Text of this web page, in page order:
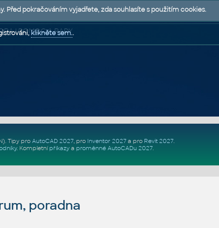
| POMOC A RADY
. Tipy pro AutoCAD 2027, pro Inventor 2027a pro Revit 2027.
. Kompletní příkazya proměnné AutoCADu 2027.
poradna
Před pokračováním vyjadřete, zda souhlasíte s použitím cookies.
klikněte sem..